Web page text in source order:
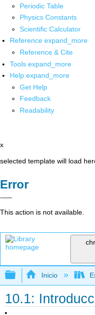
Periodic Table
Physics Constants
Scientific Calculator
Reference expand_more
Reference & Cite
Tools expand_more
Help expand_more
Get Help
Feedback
Readability
x
selected template will load
Error
This action is not available.
Expandir/
Inicio
10.1: